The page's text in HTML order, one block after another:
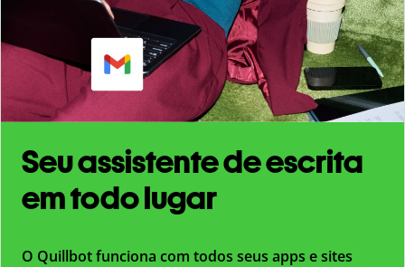
Seu assistente de escrita
em todo lugar
O Quillbot funciona com todos seus apps e sites